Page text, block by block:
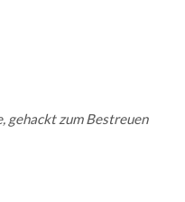
gehackt zum Bestreuen